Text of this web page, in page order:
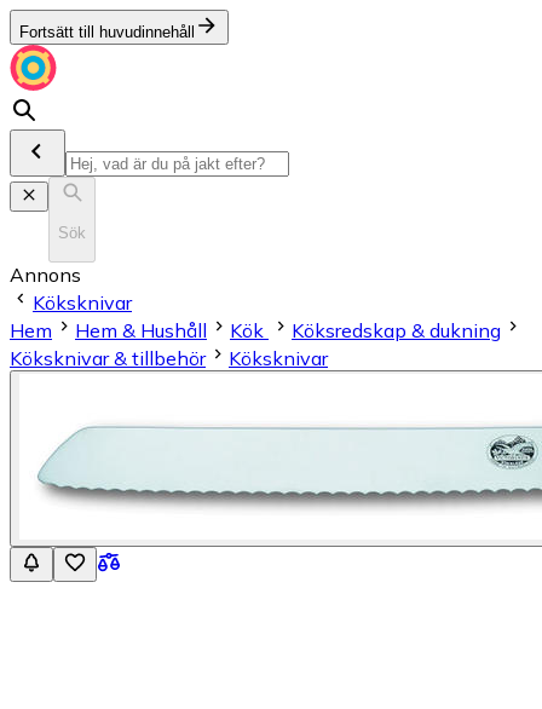
Fortsätt till huvudinnehåll
Sök
Annons
Köksknivar
Hem
Hem & Hushåll Kök
Köksredskap & dukning
Köksknivar & tillbehör
Köksknivar